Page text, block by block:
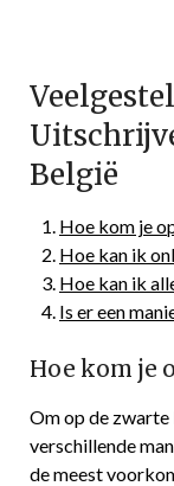
België
Hoe kom je
Hoe kan ik
Hoe kan ik
Is er een
Hoe kom je
Om op de
verschillende
de meest